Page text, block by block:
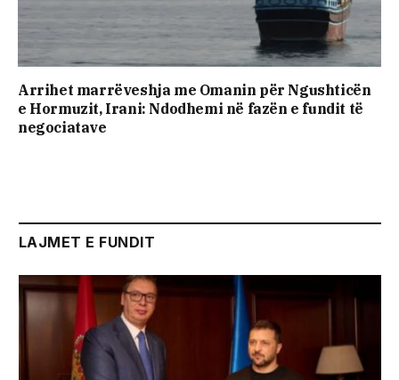
Arrihet marrëveshja me Omanin për Ngushticën
e Hormuzit, Irani: Ndodhemi në fazën e fundit të
negociatave
LAJMET E FUNDIT